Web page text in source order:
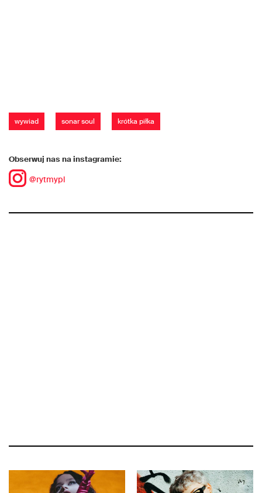
wywiad sonar soul krótka piłka
Obserwuj nas na instagramie:
@rytmypl